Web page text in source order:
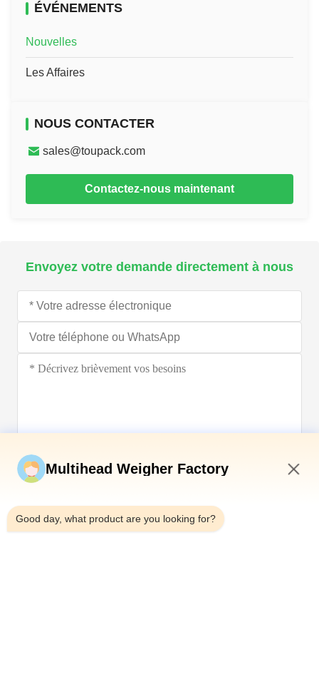
ÉVÉNEMENTS
Nouvelles
Les Affaires
NOUS CONTACTER
sales@toupack.com
Contactez-nous maintenant
Envoyez votre demande directement à nous
Multihead Weigher Factory
Good day, what product are you looking for?